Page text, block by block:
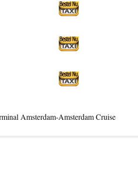
Amsterdam-Amsterdam Cruise